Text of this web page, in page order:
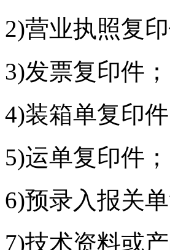
2)营业执照复
3)发票复印件；
4)装箱单复印件
5)运单复印件；
6)预录入报关
7)技术资料或